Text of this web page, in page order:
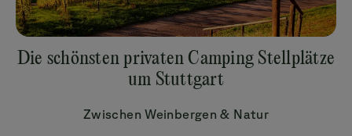
Die schönsten privaten Camping Stellplätze
um Stuttgart
Zwischen Weinbergen & Natur